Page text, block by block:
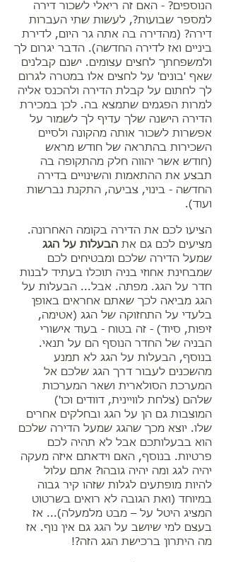
הנוספים? - האם זה ריאלי לשכור דירה
למספר שבועות?, לעשות שתי העברות
דירה? (מהדירה בה אתה גר היום, לדירת
ביניים ואז לדירה החדשה). הדבר יגרום לך
ולמשפחתך לחצים עצומים. ישנם קבלנים
שאף 'בונים' על לחצים אלו במטרה לגרום
לך לחתום על קבלת הדירה ולהכנס אליה
למרות הפגמים שתמצא בה. לכן במכירת
הדירה הישנה שלך עדיף לך לשמור על
אפשרות לשכור אותה מהקונה ולסיים
השכירות בהתראה של חודש מראש
(חודש אשר יהווה חלק מהתקופה בה
תבצע את ההתאמות והשינויים בדירה
החדשה - בינוי, צביעה, התקנת נברשות
ועוד).
הציעו לכם את הדירה בקומה האחרונה.
מציעים לכם גם את הבעלות על הגג
שמעל הדירה שלכם ומבטיחים לכם
שמבחינת אחוזי בניה תוכלו בעתיד לבנות
חדר על הגג. מפתה. אבל... הבעלות על
הגג מביאה לכך שאתם אחראים באופן
בלעדי על התחזוקה של הגג (אטימה,
זיפות, סיוד) - זה בטוח - בעוד אישורי
הבניה של החדר הנוסף הם על תנאי.
בנוסף, הבעלות על הגג לא תמנע
מהשכנים לעבור דרך הגג שלכם אל
המערכת הסולארית ושאר המערכות
שלהם (צלחת לוויינית, דוודים וכו')
המוצבות גם הן על הגג ובחלקים אחרים
שלו. יוצא מכך שהגג שמעל הדירה שלכם
הוא בבעלותכם אבל לא תהיה לכם
פרטיות. בנוסף, האם וידאתם איזה מעקה
יהיה לגג ומה יהיה גובהו? אתם עלול
להיות מופתעים לגלות שזהו קיר גבוה
במיוחד (ואת הגובה לא רואים בשרטוט
המציג היטל על – מבט מלמעלה)... אז
בעצם למי שיושב על הגג גם אין נוף. אז
מה היתרון ברכישת הגג הזה?!